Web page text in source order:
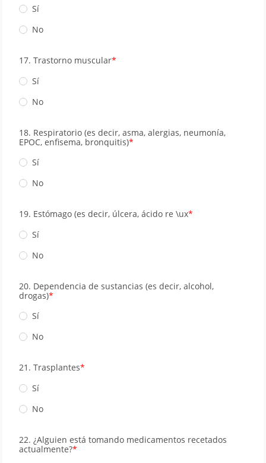
Sí
No
17. Trastorno muscular
Sí
No
18. Respiratorio (es decir, asma, alergias, neumonía,
EPOC, enﬁsema, bronquitis)
Sí
No
19. Estómago (es decir, úlcera, ácido re \ux
Sí
No
20. Dependencia de sustancias (es decir, alcohol,
drogas)
Sí
No
21. Trasplantes
Sí
No
22. ¿Alguien está tomando medicamentos recetados
actualmente?